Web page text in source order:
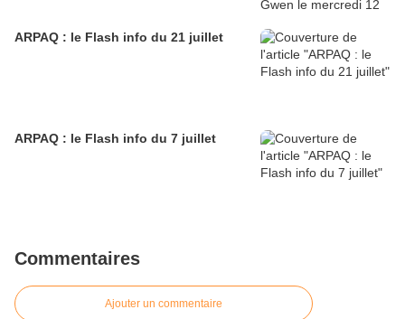
ARPAQ : le Flash info du 21 juillet
ARPAQ : le Flash info du 7 juillet
Commentaires
Ajouter un commentaire